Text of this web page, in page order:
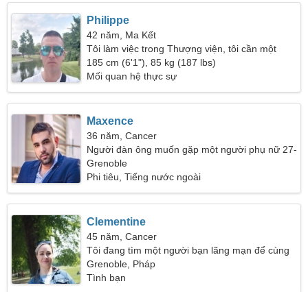
Philippe
42 năm, Ma Kết
Tôi làm việc trong Thượng viện, tôi cần một
người phụ nữ hòa đồng
185 cm (6'1"), 85 kg (187 lbs)
Mối quan hệ thực sự
Maxence
36 năm, Cancer
Người đàn ông muốn gặp một người phụ nữ 27-
34
Grenoble
Phi tiêu, Tiếng nước ngoài
Clementine
45 năm, Cancer
Tôi đang tìm một người bạn lãng mạn để cùng
nhau trượt tuyết
Grenoble, Pháp
Tình bạn